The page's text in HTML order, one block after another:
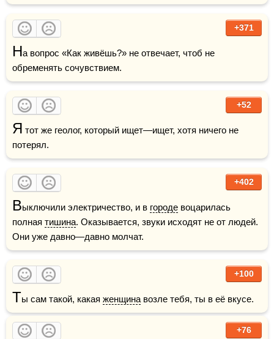
+371
На вопрос «Как живёшь?» не отвечает, чтоб не
обременять сочувствием.
+52
Я тот же геолог, который ищет—ищет, хотя ничего не
потерял.
+402
Выключили электричество, и в городе воцарилась
полная тишина. Оказывается, звуки исходят не от людей.
Они уже давно—давно молчат.
+100
Ты сам такой, какая женщина возле тебя, ты в её вкусе.
+76